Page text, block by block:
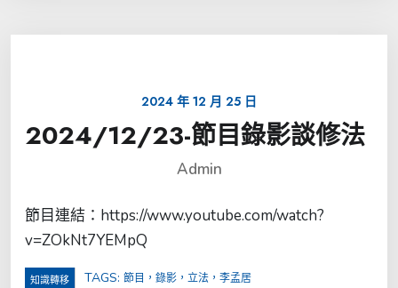
2024 年 12 月 25 日
2024/12/23-節目錄影談修法
Admin
節目連結：https://www.youtube.com/watch?
v=ZOkNt7YEMpQ
知識轉移 TAGS: 節目，錄影，立法，李孟居